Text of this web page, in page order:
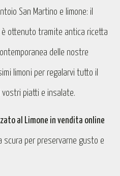
San Martino e limone: il
è ottenuto tramite antica ricetta
delle nostre
limoni per regalarvi tutto il
vostri piatti e insalate.
al Limone in vendita online
per preservarne gusto e